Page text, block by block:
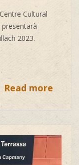
Cultural
2023.
Read more